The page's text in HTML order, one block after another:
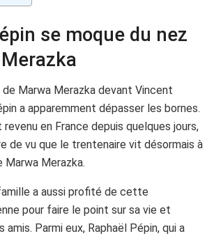
se moque du nez
de Marwa Merazka devant Vincent
a apparemment dépasser les bornes.
en France depuis quelques jours,
de vu que le trentenaire vit désormais à
Marwa Merazka.
a aussi profité de cette
pour faire le point sur sa vie et
Parmi eux, Raphaël Pépin, qui a